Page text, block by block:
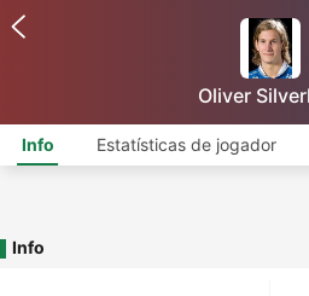
Oliver
Info Estatísticas de jogador
Info